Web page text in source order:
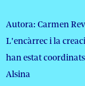
Autora: Carmen
L'encàrrec i la
han estat
Alsina